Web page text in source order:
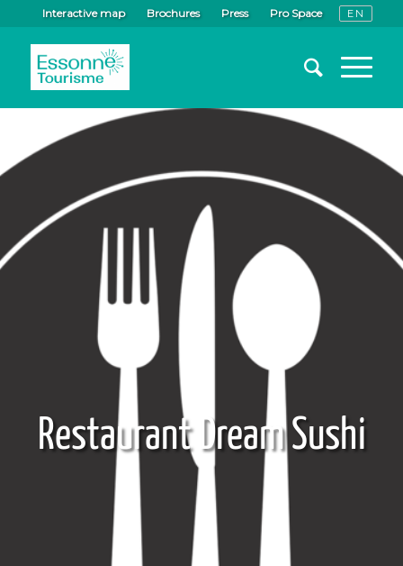
Interactive map Brochures Press Pro Space
Restaurant Dream Sushi